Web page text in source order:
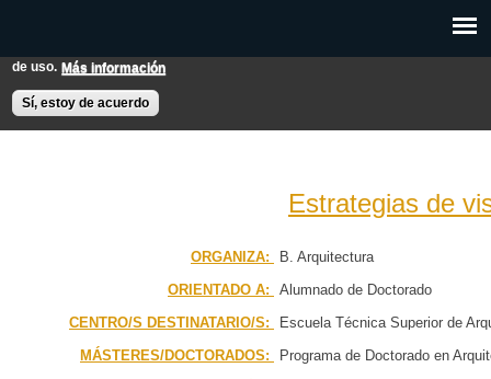
Esta web utiliza cookies para mejorar su experiencia de usuario.
de uso. Más información
Sí, estoy de acuerdo
principal
EXPON@us.es
PÁGINA PRINCIPAL
BÚSQUEDA AVANZADA
Estrategias de
ORGANIZA:
B. Arquitectura
ORIENTADO A:
Alumnado de Doctorado
CENTRO/S DESTINATARIO/S:
Escuela Técnica Superior de
MÁSTERES/DOCTORADOS:
Programa de Doctorado en